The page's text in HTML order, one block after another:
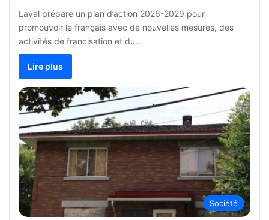
Laval prépare un plan d’action 2026-2029 pour
promouvoir le français avec de nouvelles mesures, des
activités de francisation et du…
Lire plus
Société